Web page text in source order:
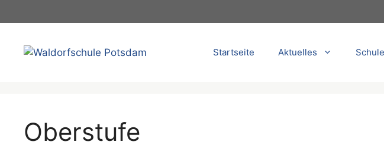
Inhalt
Startseite Aktuelles Schule
Oberstufe